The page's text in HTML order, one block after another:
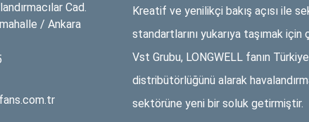
Cad.
/ Ankara
Kreatif ve yenilikçi bakış açısı ile
standartlarını yukarıya taşımak için
Vst Grubu, LONGWELL fanın Türkiye
distribütörlüğünü alarak
sektörüne yeni bir soluk getirmiştir.